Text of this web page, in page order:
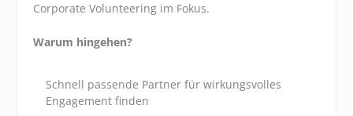
Corporate Volunteering im Fokus.
Warum hingehen?
Schnell passende Partner für wirkungsvolles
Engagement finden